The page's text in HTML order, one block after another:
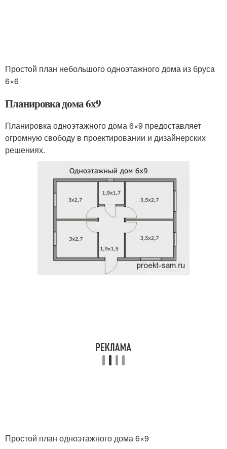
Простой план небольшого одноэтажного дома из бруса
6×6
Планировка дома 6х9
Планировка одноэтажного дома 6×9 предоставляет
огромную свободу в проектировании и дизайнерских
решениях.
Простой план одноэтажного дома 6×9